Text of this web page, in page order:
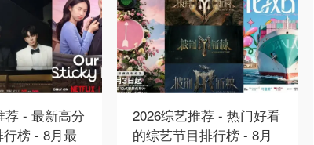
荐 - 最新高分
榜 - 8月最
2026综艺推荐 - 热门好看
的综艺节目排行榜 - 8月